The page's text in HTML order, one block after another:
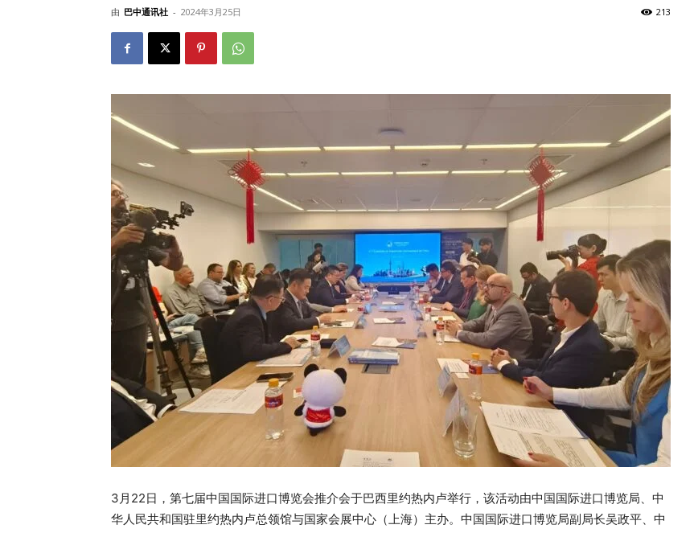
由 巴中通讯社 - 2024年3月25日 213
3月22日，第七届中国国际进口博览会推介会于巴西里约热内卢举行，该活动由中国国际进口博览局、中
华人民共和国驻里约热内卢总领馆与国家会展中心（上海）主办。中国国际进口博览局副局长吴政平、中